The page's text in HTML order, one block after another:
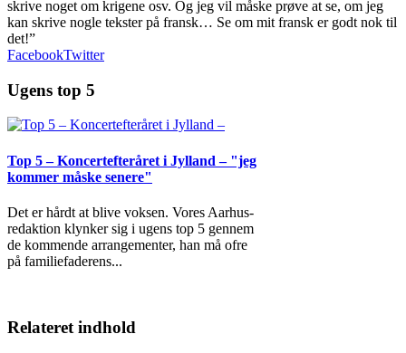
skrive noget om krigene osv. Og jeg vil måske prøve at se, om jeg
kan skrive nogle tekster på fransk… Se om mit fransk er godt nok til
det!”
FacebookTwitter
Ugens top 5
Top 5 – Koncertefteråret i Jylland – "jeg
kommer måske senere"
Det er hårdt at blive voksen. Vores Aarhus-
redaktion klynker sig i ugens top 5 gennem
de kommende arrangementer, han må ofre
på familiefaderens...
Relateret indhold